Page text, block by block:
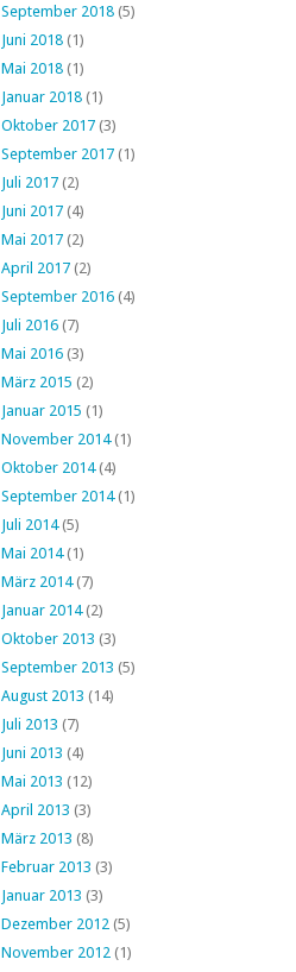
September 2018 (5)
Juni 2018 (1)
Mai 2018 (1)
Januar 2018 (1)
Oktober 2017 (3)
September 2017 (1)
Juli 2017 (2)
Juni 2017 (4)
Mai 2017 (2)
April 2017 (2)
September 2016 (4)
Juli 2016 (7)
Mai 2016 (3)
März 2015 (2)
Januar 2015 (1)
November 2014(1)
Oktober 2014(4)
September 2014(1)
Juli 2014(5)
Mai 2014(1)
März 2014(7)
Januar 2014(2)
Oktober 2013 (3)
September 2013 (5)
August 2013 (14)
Juli 2013 (7)
Juni 2013 (4)
Mai 2013 (12)
April 2013 (3)
März 2013 (8)
Februar 2013 (3)
Januar 2013 (3)
Dezember 2012 (5)
November 2012 (1)